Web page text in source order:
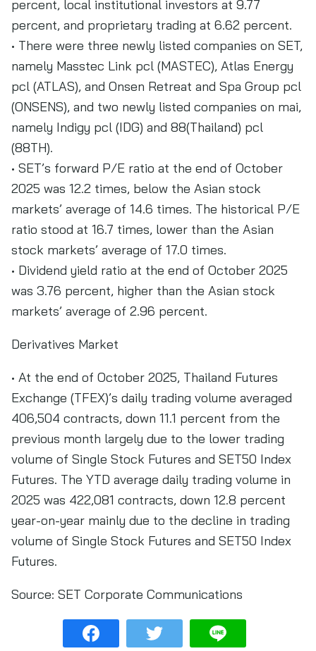
percent, local institutional investors at 9.77
percent, and proprietary trading at 6.62 percent.
• There were three newly listed companies on SET,
namely Masstec Link pcl (MASTEC), Atlas Energy
pcl (ATLAS), and Onsen Retreat and Spa Group pcl
(ONSENS), and two newly listed companies on mai,
namely Indigy pcl (IDG) and 88(Thailand) pcl
(88TH).
• SET’s forward P/E ratio at the end of October
2025 was 12.2 times, below the Asian stock
markets’ average of 14.6 times. The historical P/E
ratio stood at 16.7 times, lower than the Asian
stock markets’ average of 17.0 times.
• Dividend yield ratio at the end of October 2025
was 3.76 percent, higher than the Asian stock
markets’ average of 2.96 percent.
Derivatives Market
• At the end of October 2025, Thailand Futures
Exchange (TFEX)’s daily trading volume averaged
406,504 contracts, down 11.1 percent from the
previous month largely due to the lower trading
volume of Single Stock Futures and SET50 Index
Futures. The YTD average daily trading volume in
2025 was 422,081 contracts, down 12.8 percent
year-on-year mainly due to the decline in trading
volume of Single Stock Futures and SET50 Index
Futures.
Source: SET Corporate Communications